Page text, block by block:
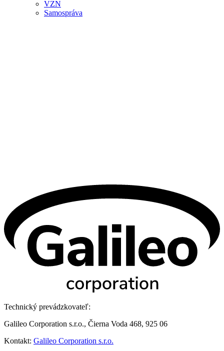
VZN
Samospráva
Technický prevádzkovateľ:
Galileo Corporation s.r.o., Čierna Voda 468, 925 06
Kontakt: Galileo Corporation s.r.o.